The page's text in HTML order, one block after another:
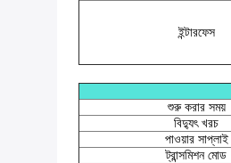
ইন্টারফেস
শুরু করার সময়
বিদ্যুৎ খরচ
পাওয়ার সাপ্লাই
ট্রান্সমিশন মোড